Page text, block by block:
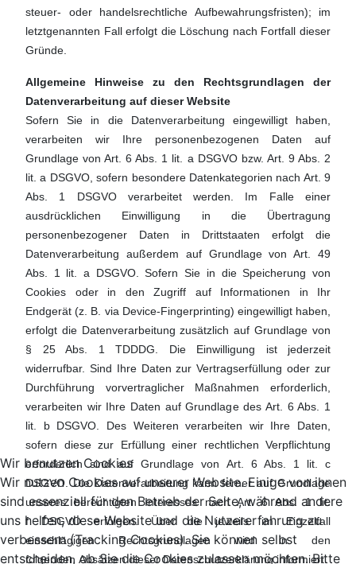
steuer- oder handelsrechtliche Aufbewahrungsfristen); im
letztgenannten Fall erfolgt die Löschung nach Fortfall dieser
Gründe.
Allgemeine Hinweise zu den Rechtsgrundlagen der
Datenverarbeitung auf dieser Website
Sofern Sie in die Datenverarbeitung eingewilligt haben,
verarbeiten wir Ihre personenbezogenen Daten auf
Grundlage von Art. 6 Abs. 1 lit. a DSGVO bzw. Art. 9 Abs. 2
lit. a DSGVO, sofern besondere Datenkategorien nach Art. 9
Abs. 1 DSGVO verarbeitet werden. Im Falle einer
ausdrücklichen Einwilligung in die Übertragung
personenbezogener Daten in Drittstaaten erfolgt die
Datenverarbeitung außerdem auf Grundlage von Art. 49
Abs. 1 lit. a DSGVO. Sofern Sie in die Speicherung von
Cookies oder in den Zugriff auf Informationen in Ihr
Endgerät (z. B. via Device-Fingerprinting) eingewilligt haben,
erfolgt die Datenverarbeitung zusätzlich auf Grundlage von
§ 25 Abs. 1 TDDDG. Die Einwilligung ist jederzeit
widerrufbar. Sind Ihre Daten zur Vertragserfüllung oder zur
Durchführung vorvertraglicher Maßnahmen erforderlich,
verarbeiten wir Ihre Daten auf Grundlage des Art. 6 Abs. 1
lit. b DSGVO. Des Weiteren verarbeiten wir Ihre Daten,
sofern diese zur Erfüllung einer rechtlichen Verpflichtung
erforderlich sind auf Grundlage von Art. 6 Abs. 1 lit. c
DSGVO. Die Datenverarbeitung kann ferner auf Grundlage
unseres berechtigten Interesses nach Art. 6 Abs. 1 lit.
f DSGVO erfolgen. Über die jeweils im Einzelfall
einschlägigen Rechtsgrundlagen wird in den
folgenden Absätzen dieser Datenschutzerklärung informiert.
Wir benutzen Cookies
Wir nutzen Cookies auf unserer Website. Einige von ihnen
sind essenziell für den Betrieb der Seite, während andere
uns helfen, diese Website und die Nutzererfahrung zu
verbessern (Tracking Cookies). Sie können selbst
entscheiden, ob Sie die Cookies zulassen möchten. Bitte